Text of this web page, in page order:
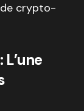
crypto-
L’une